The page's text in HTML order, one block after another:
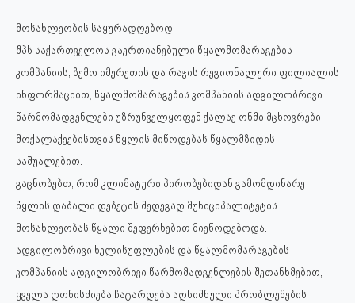
მოსახლეობის საყურადღებოდ!
შპს საქართველოს გაერთიანებული წყალმომარაგების
კომპანიის, ზემო იმერეთის და რაჭის რეგიონალური ფილიალის
ინფორმაციით, წყალმომარაგების კომპანიის ადგილობრივი
წარმომადგენლები უზრუნველყოფენ ქალაქ ონში მცხოვრები
მოქალაქეებისთვის წყლის მიწოდებას წყალმზიდის
საშუალებით.
გაცნობებთ, რომ კლიმატური პირობებიდან გამომდინარე
წყლის დაბალი დებეტის შედეგად მუნიციპალიტეტის
მოსახლეობას წყალი შეფერხებით მიეწოდებოდა.
ადგილობრივი ხელისუფლების და წყალმომარაგების
კომპანიის ადგილობრივი წარმომადგენლების შეთანხმებით,
ყველა ღონისძიება ჩატარდება აღნიშნული პრობლემების